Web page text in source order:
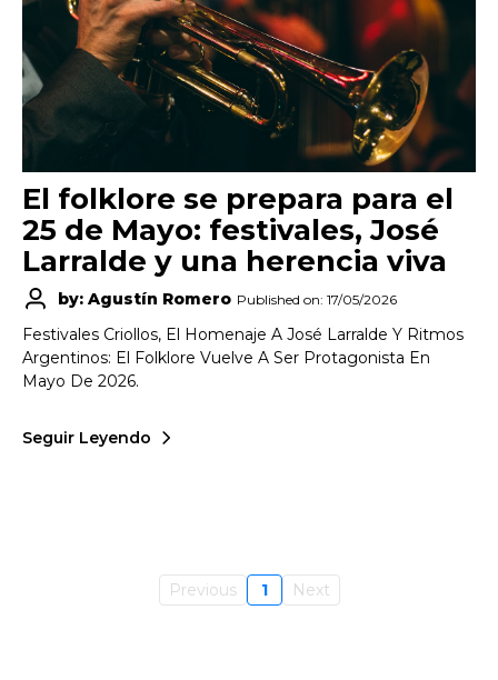
El folklore se prepara para el
25 de Mayo: festivales, José
Larralde y una herencia viva
by: Agustín Romero Published on: 17/05/2026
Festivales Criollos, El Homenaje A José Larralde Y Ritmos
Argentinos: El Folklore Vuelve A Ser Protagonista En
Mayo De 2026.
Seguir Leyendo
Previous 1 Next